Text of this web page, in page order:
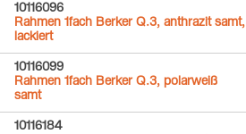
10116096
Rahmen 1fach Berker Q.3, anthrazit samt,
lackiert
10116099
Rahmen 1fach Berker Q.3, polarweiß
samt
10116184